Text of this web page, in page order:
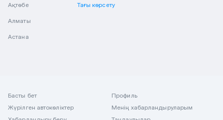
Ақтөбе
Алматы
Астана
Тағы көрсету
Басты бет
Жүрілген автокөліктер
Профиль
Менің хабарландыруларым